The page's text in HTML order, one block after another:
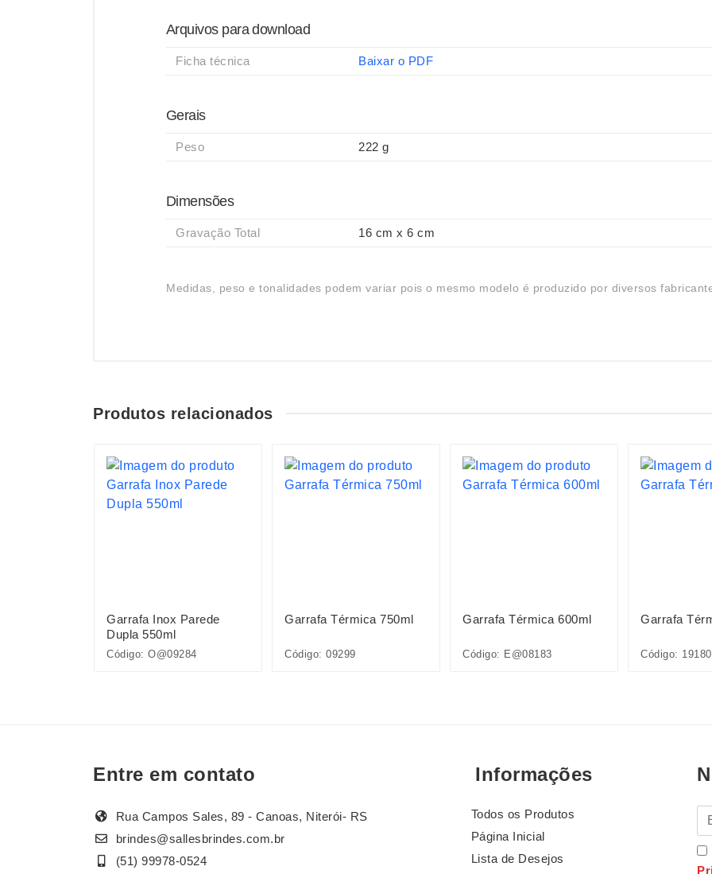
Arquivos para download
Ficha técnica Baixar o PDF
Gerais
Peso 222 g
Dimensões
Gravação Total 16 cm x 6 cm
Medidas, peso e tonalidades podem variar pois o mesmo modelo é produzido por diversos
Produtos relacionados
Garrafa Inox Parede
Dupla 550ml
Código: O@09284
Garrafa Térmica 750ml
Código: 09299
Garrafa Térmica 600ml
Código: E@08183
Garrafa
Código: 19180
Entre em contato
Rua Campos Sales, 89 - Canoas, Niterói- RS
brindes@sallesbrindes.com.br
(51) 99978-0524
Informações
Todos os Produtos
Página Inicial
Lista de Desejos